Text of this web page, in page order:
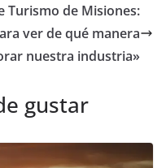
Turismo de Misiones:
ver de qué manera
nuestra industria»
gustar